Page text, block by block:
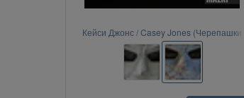
Кейси Джонс / Casey Jones (Черепашки
ниндзя, TMNT)